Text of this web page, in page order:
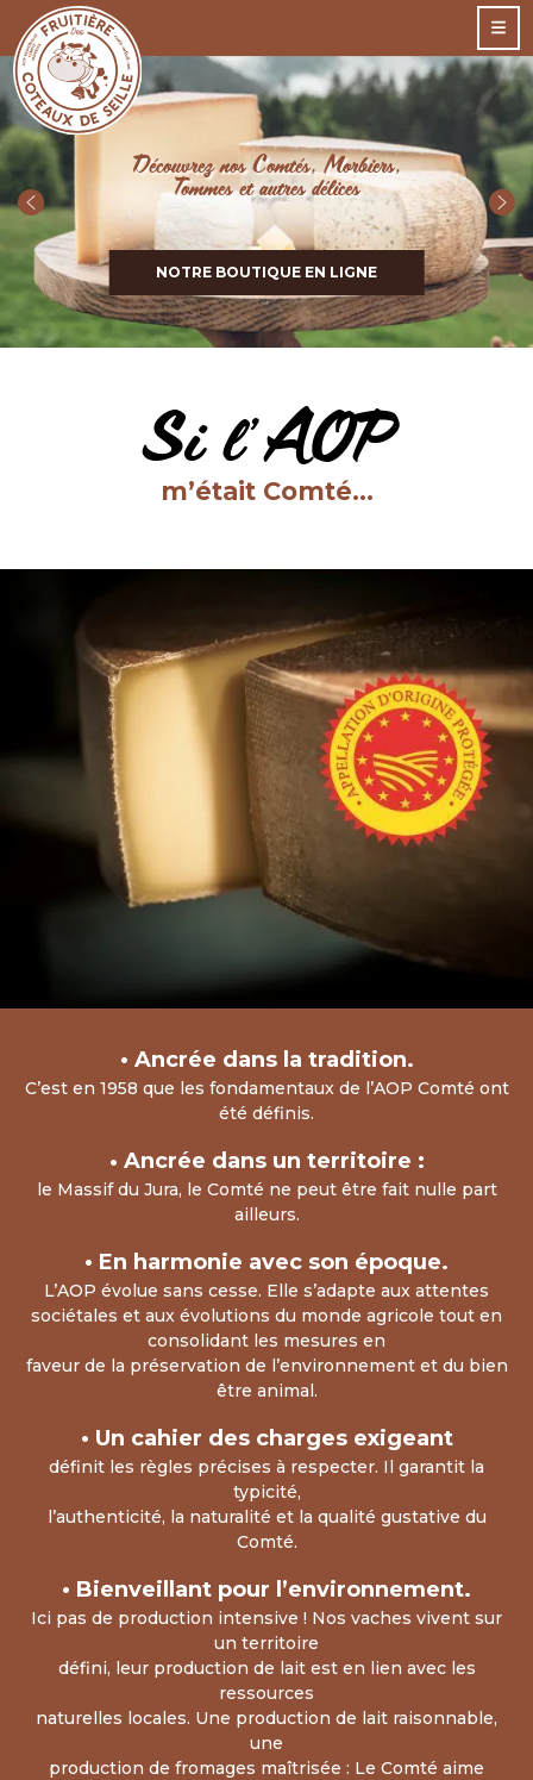
Découvrez nos Comtés, Morbiers,
Tommes et autres délices
NOTRE BOUTIQUE EN LIGNE
Si l’AOP
m’était Comté…
• Ancrée dans la tradition.
C’est en 1958 que les fondamentaux de l’AOP Comté ont
été définis.
• Ancrée dans un territoire :
le Massif du Jura, le Comté ne peut être fait nulle part
ailleurs.
• En harmonie avec son époque.
L’AOP évolue sans cesse. Elle s’adapte aux attentes
sociétales et aux évolutions du monde agricole tout en
consolidant les mesures en
faveur de la préservation de l’environnement et du bien
être animal.
• Un cahier des charges exigeant
définit les règles précises à respecter. Il garantit la
typicité,
l’authenticité, la naturalité et la qualité gustative du
Comté.
• Bienveillant pour l’environnement.
Ici pas de production intensive ! Nos vaches vivent sur
un territoire
défini, leur production de lait est en lien avec les
ressources
naturelles locales. Une production de lait raisonnable,
une
production de fromages maîtrisée : Le Comté aime